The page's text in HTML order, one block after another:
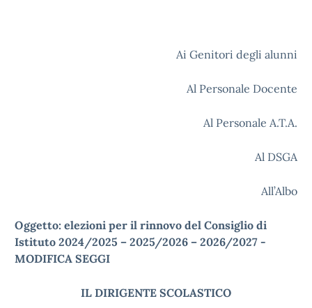
Ai Genitori degli alunni
Al Personale Docente
Al Personale A.T.A.
Al DSGA
All’Albo
Oggetto: elezioni per il rinnovo del Consiglio di
Istituto 2024/2025 – 2025/2026 – 2026/2027 -
MODIFICA SEGGI
IL DIRIGENTE SCOLASTICO